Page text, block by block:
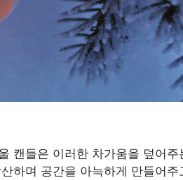
캔들은 이러한 차가움을 덮어주
하며 공간을 아늑하게 만들어주